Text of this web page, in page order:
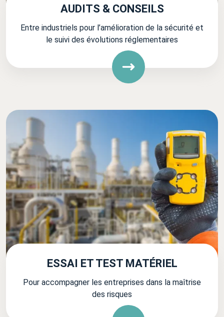
AUDITS & CONSEILS
Entre industriels pour l’amélioration de la sécurité et
le suivi des évolutions réglementaires
ESSAI ET TEST MATÉRIEL
Pour accompagner les entreprises dans la maîtrise
des risques